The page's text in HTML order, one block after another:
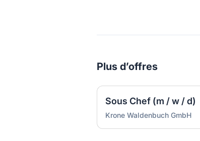
Plus d’offres
Sous Chef (m / w / d)
Krone Waldenbuch GmbH